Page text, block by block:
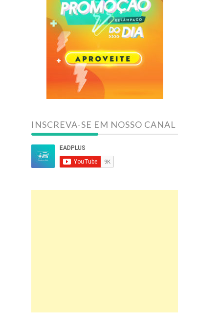
INSCREVA-SE EM NOSSO CANAL